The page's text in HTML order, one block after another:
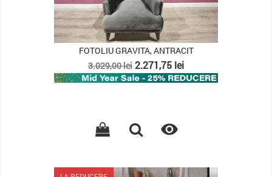
FOTOLIU GRAVITA, ANTRACIT
Pret
de
3.029,00 lei Pret
2.271,75 lei
